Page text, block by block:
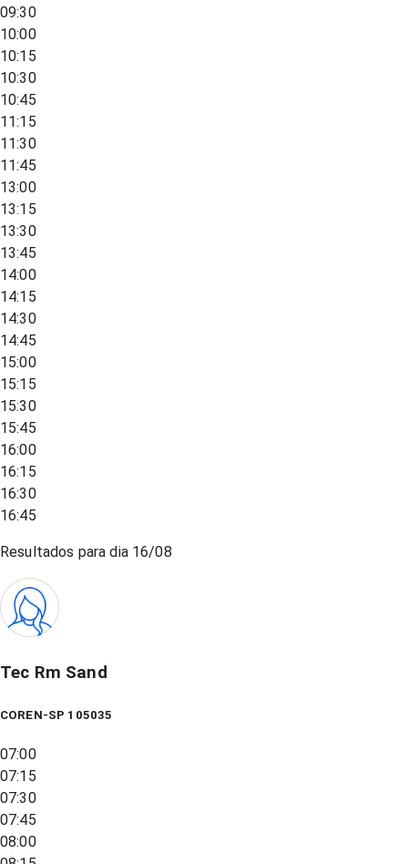
09:30
10:00
10:15
10:30
10:45
11:15
11:30
11:45
13:00
13:15
13:30
13:45
14:00
14:15
14:30
14:45
15:00
15:15
15:30
15:45
16:00
16:15
16:30
16:45
Resultados para dia 16/08
Tec Rm Sand
COREN-SP 105035
07:00
07:15
07:30
07:45
08:00